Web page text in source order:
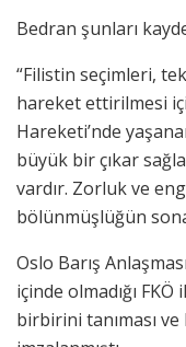
Bedran şunları
“Filistin seçimleri,
hareket ettirilmesi
Hareketi’nde
büyük bir çıkar
vardır. Zorluk ve
bölünmüşlüğün
Oslo Barış
içinde olmadığı FKÖ
birbirini tanıması